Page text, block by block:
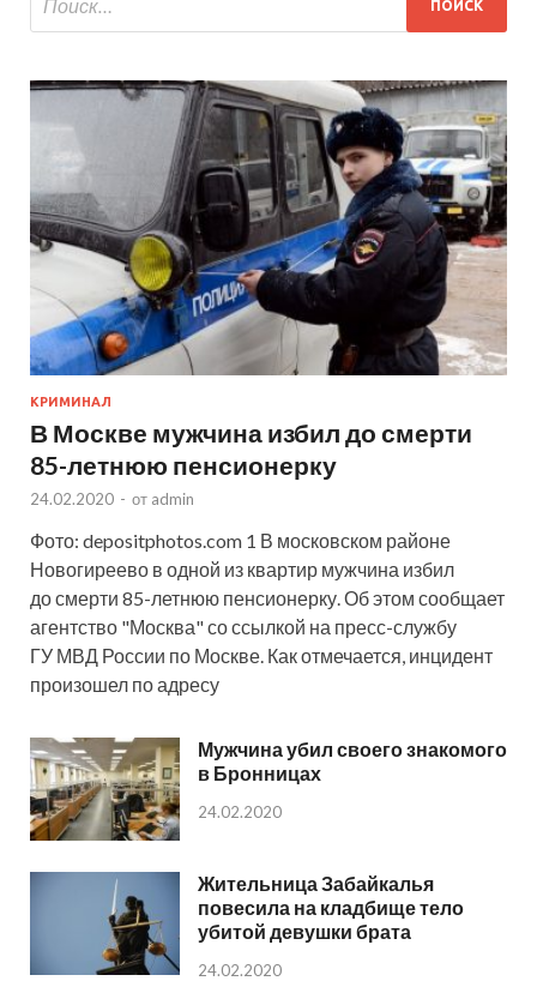
КРИМИНАЛ
В Москве мужчина избил до смерти
85-летнюю пенсионерку
24.02.2020 - от admin
Фото: depositphotos.com 1 В московском районе
Новогиреево в одной из квартир мужчина избил
до смерти 85-летнюю пенсионерку. Об этом сообщает
агентство "Москва" со ссылкой на пресс-службу
ГУ МВД России по Москве. Как отмечается, инцидент
произошел по адресу
Мужчина убил своего знакомого
в Бронницах
24.02.2020
Жительница Забайкалья
повесила на кладбище тело
убитой девушки брата
24.02.2020